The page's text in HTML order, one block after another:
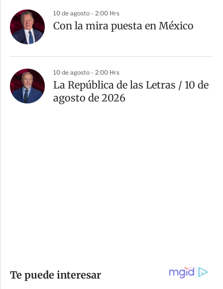
10 de agosto - 2:00 Hrs
Con la mira puesta en México
10 de agosto - 2:00 Hrs
La República de las Letras / 10 de
agosto de 2026